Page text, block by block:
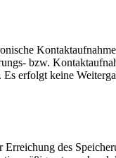
bzw.
erfolgt keine
des